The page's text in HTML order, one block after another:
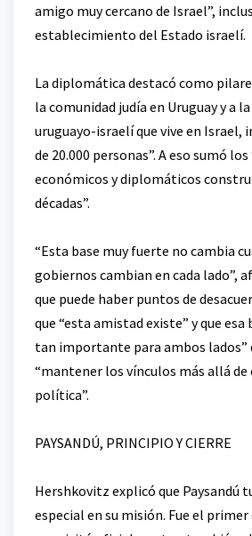
amigo muy cercano de Israel”,
establecimiento del Estado israelí.
La diplomática destacó como
la comunidad judía en Uruguay y a
uruguayo-israelí que vive en Israel,
de 20.000 personas”. A eso sumó
económicos y diplomáticos
décadas”.
“Esta base muy fuerte no cambia
gobiernos cambian en cada lado”,
que puede haber puntos de
que “esta amistad existe” y que esa
tan importante para ambos lados”
“mantener los vínculos más allá de
política”.
PAYSANDÚ, PRINCIPIO Y CIERRE
Hershkovitz explicó que Paysandú
especial en su misión. Fue el